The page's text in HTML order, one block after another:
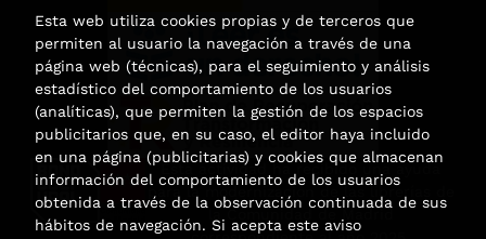
Esta actividad ha recibido una ayuda
para la modernización de las librerías de
la Comunidad de Madrid
Esta web utiliza cookies propias y de terceros que
permiten al usuario la navegación a través de una
página web (técnicas), para el seguimiento y análisis
estadístico del comportamiento de los usuarios
(analíticas), que permiten la gestión de los espacios
publicitarios que, en su caso, el editor haya incluido
en una página (publicitarias) y cookies que almacenan
información del comportamiento de los usuarios
obtenida a través de la observación continuada de sus
hábitos de navegación. Si acepta este aviso